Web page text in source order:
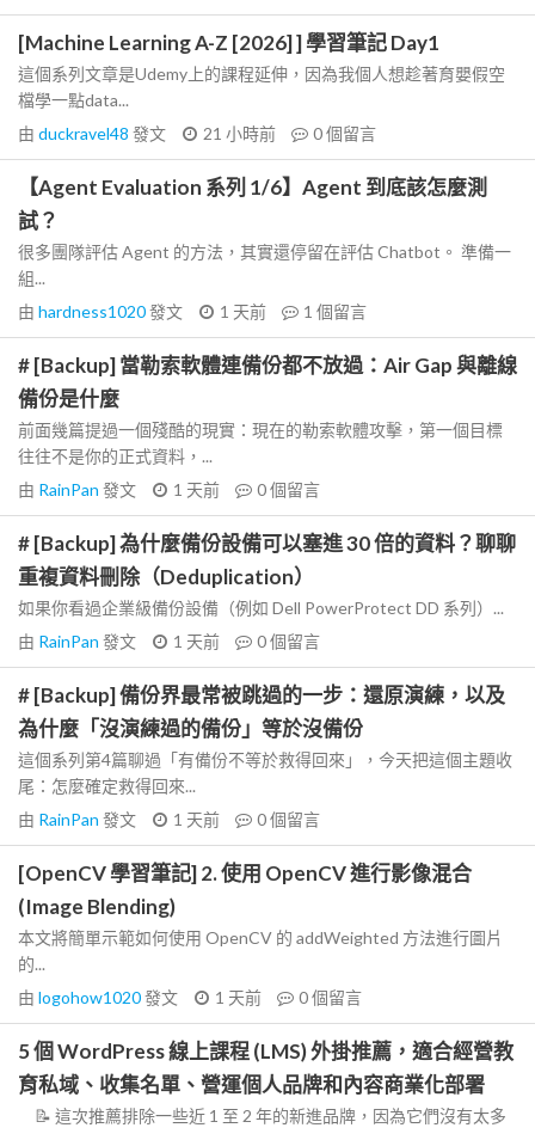
[Machine Learning A-Z [2026] ] 學習筆記 Day1
這個系列文章是Udemy上的課程延伸，因為我個人想趁著育嬰假空
檔學一點data...
由 duckravel48 發文 21 小時前 0個留言
【Agent Evaluation 系列 1/6】Agent 到底該怎麼測
試？
很多團隊評估 Agent 的方法，其實還停留在評估 Chatbot。 準備一
組...
由 hardness1020發文 1 天前 1 個留言
# [Backup] 當勒索軟體連備份都不放過：Air Gap 與離線
備份是什麼
前面幾篇提過一個殘酷的現實：現在的勒索軟體攻擊，第一個目標
往往不是你的正式資料，...
由 RainPan 發文 1 天前 0個留言
# [Backup] 為什麼備份設備可以塞進 30 倍的資料？聊聊
重複資料刪除（Deduplication）
如果你看過企業級備份設備（例如 Dell PowerProtect DD 系列）...
由 RainPan 發文 1 天前 0個留言
# [Backup] 備份界最常被跳過的一步：還原演練，以及
為什麼「沒演練過的備份」等於沒備份
這個系列第4篇聊過「有備份不等於救得回來」，今天把這個主題收
尾：怎麼確定救得回來...
由 RainPan 發文 1 天前 0個留言
[OpenCV 學習筆記] 2. 使用 OpenCV 進行影像混合
(Image Blending)
本文將簡單示範如何使用 OpenCV 的 addWeighted 方法進行圖片
的...
由 logohow1020發文 1 天前 0個留言
5 個 WordPress 線上課程 (LMS) 外掛推薦，適合經營教
育私域、收集名單、營運個人品牌和內容商業化部署
📝 這次推薦排除一些近 1 至 2 年的新進品牌，因為它們沒有太多